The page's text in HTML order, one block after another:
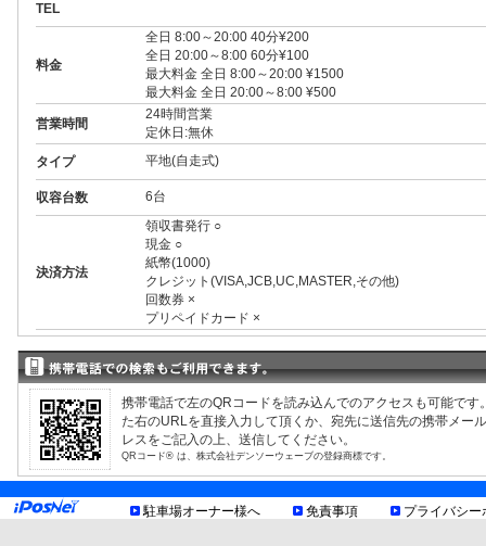
TEL
料金
全日 8:00～20:00 40分¥200
全日 20:00～8:00 60分¥100
最大料金 全日 8:00～20:00 ¥1500
最大料金 全日 20:00～8:00 ¥500
営業時間
24時間営業
定休日:無休
タイプ
平地(自走式)
収容台数 6台
決済方法
領収書発行 ○
現金 ○
紙幣(1000)
クレジット(VISA,JCB,UC,MASTER,その他)
回数券 ×
プリペイドカード ×
制限事項
3ナンバー ○
RV ○
1BOX ○
高 2.10m まで
幅 1.90m まで
長 5.00m まで
重量 2.50t まで
車底15cm以上
お知らせ
携帯電話で左のQRコードを読み込んでのアクセスも可能です
た右のURLを直接入力して頂くか、宛先に送信先の携帯メー
レスをご記入の上、送信してください。
QRコード® は、株式会社デンソーウェーブの登録商標です。
駐車場オーナー様へ 免責事項 プライバシー